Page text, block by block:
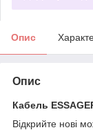
Опис
Опис
Кабель
Відкрийте нові